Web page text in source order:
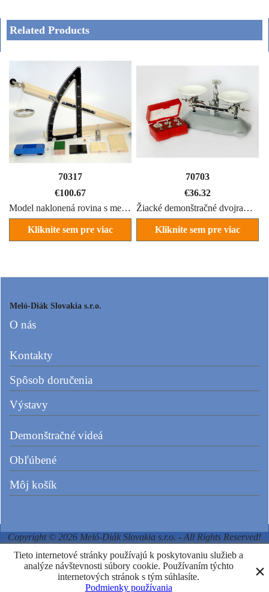
Related Products
70317
€100.67
Model naklonená rovina s meniteľým uhlom
Kliknite sem pre viac
70703
€36.32
Žiacké demonštračné dvojramenné váhy
Kliknite sem pre viac
Meló-Diák Slovakia s.r.o.
O nás
Kontakty
Spôsob doručenia
Výstavy
Demonštračné videá
Obľúbené
Môj košík
Copyright © 2026 Meló-Diák Slovakia s.r.o. - All Rights Reserved!
Powered by ShopFactory
Tieto internetové stránky používajú k poskytovaniu služieb a
analýze návštevnosti súbory cookie. Používaním týchto
internetových stránok s tým súhlasíte.
Podmienky používania